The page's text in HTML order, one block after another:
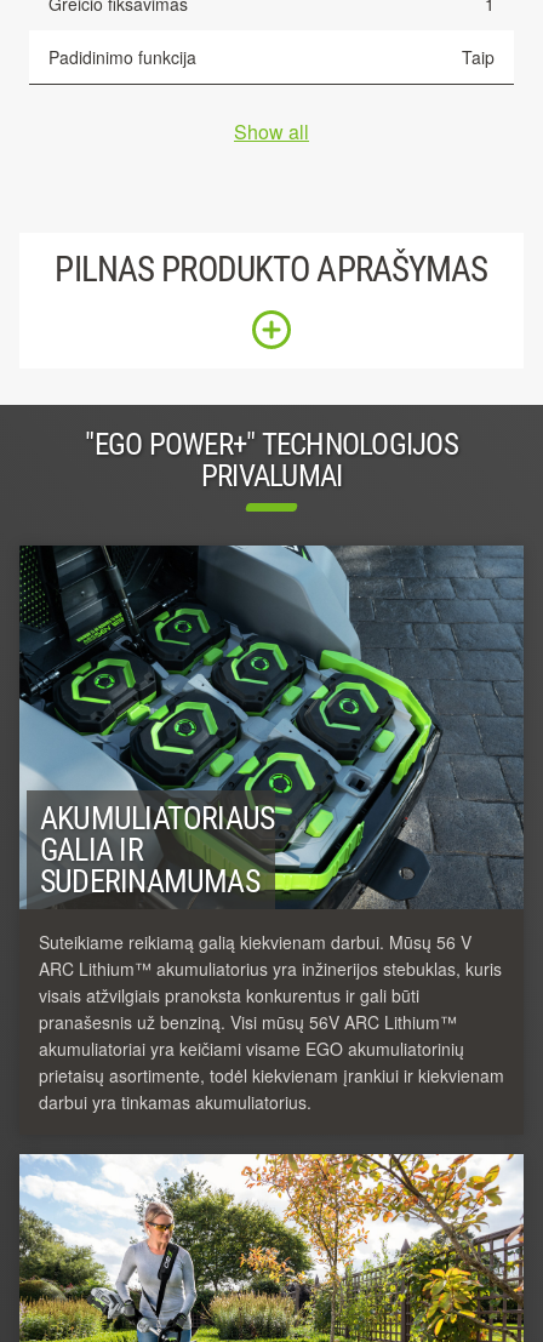
Padidinimo funkcija Taip
Show all
PILNAS PRODUKTO APRAŠYMAS
"EGO POWER+" TECHNOLOGIJOS
PRIVALUMAI
AKUMULIATORIAUS
GALIA IR
SUDERINAMUMAS
Suteikiame reikiamą galią kiekvienam darbui. Mūsų 56 V
ARC Lithium™ akumuliatorius yra inžinerijos stebuklas, kuris
visais atžvilgiais pranoksta konkurentus ir gali būti
pranašesnis už benziną. Visi mūsų 56V ARC Lithium™
akumuliatoriai yra keičiami visame EGO akumuliatorinių
prietaisų asortimente, todėl kiekvienam įrankiui ir kiekvienam
darbui yra tinkamas akumuliatorius.